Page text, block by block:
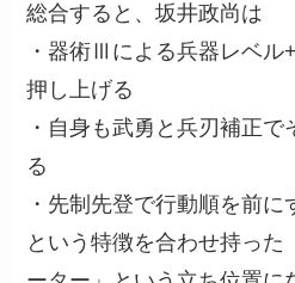
総合すると、坂井政尚は
・器術Ⅲによる兵器レベル
押し上げる
・自身も武勇と兵刃補正
る
・先制先登で行動順を前に
という特徴を合わせ持った